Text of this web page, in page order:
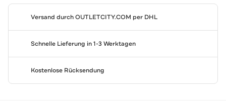
Versand durchOUTLETCITY.COM per DHL
Schnelle Lieferung in 1-3 Werktagen
Kostenlose Rücksendung